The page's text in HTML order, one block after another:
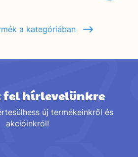
a kategóriában
fel hírlevelünkre
új termékeinkről és
akcióinkról!